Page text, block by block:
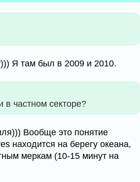
Я там был в 2009 и 2010.
в частном секторе?
Вообще это понятие
находится на берегу океана,
меркам (10-15 минут на